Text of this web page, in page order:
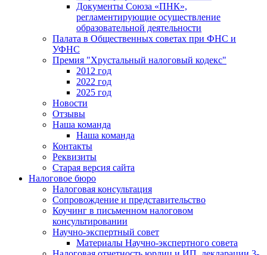
Документы Союза «ПНК»,
регламентирующие осуществление
образовательной деятельности
Палата в Общественных советах при ФНС и
УФНС
Премия "Хрустальный налоговый кодекс"
2012 год
2022 год
2025 год
Новости
Отзывы
Наша команда
Наша команда
Контакты
Реквизиты
Старая версия сайта
Налоговое бюро
Налоговая консультация
Cопровождение и представительство
Коучинг в письменном налоговом
консультировании
Научно-экспертный совет
Материалы Научно-экспертного совета